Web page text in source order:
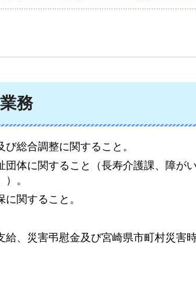
務
総合調整に関すること。
団体に関すること（長寿介護課、障が
。
関すること。
、災害弔慰金及び宮崎県市町村災害